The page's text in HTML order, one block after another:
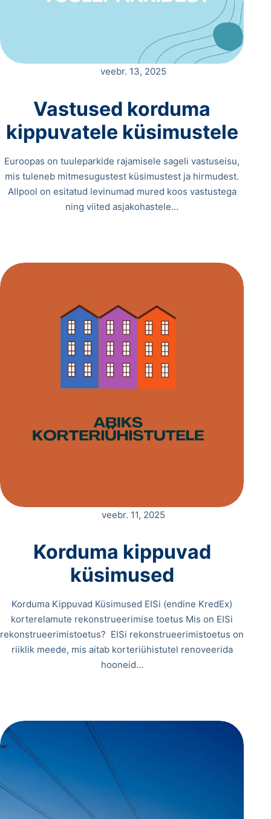
veebr. 13, 2025
Vastused korduma
kippuvatele küsimustele
Euroopas on tuuleparkide rajamisele sageli vastuseisu,
mis tuleneb mitmesugustest küsimustest ja hirmudest.
Allpool on esitatud levinumad mured koos vastustega
ning viited asjakohastele…
veebr. 11, 2025
Korduma kippuvad
küsimused
Korduma Kippuvad Küsimused EISi (endine KredEx)
korterelamute rekonstrueerimise toetus Mis on EISi
rekonstrueerimistoetus? EISi rekonstrueerimistoetus on
riiklik meede, mis aitab korteriühistutel renoveerida
hooneid…